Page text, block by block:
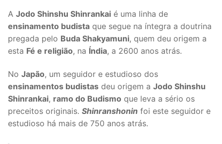
A Jodo Shinshu Shinrankai é uma linha de
ensinamento budista que segue na íntegra a doutrina
pregada pelo Buda Shakyamuni, quem deu origem a
esta Fé e religião, na Índia, a 2600 anos atrás.
No Japão, um seguidor e estudioso dos
ensinamentos budistas deu origem a Jodo Shinshu
Shinrankai, ramo do Budismo que leva a sério os
preceitos originais. Shinranshonin foi este seguidor e
estudioso há mais de 750 anos atrás.